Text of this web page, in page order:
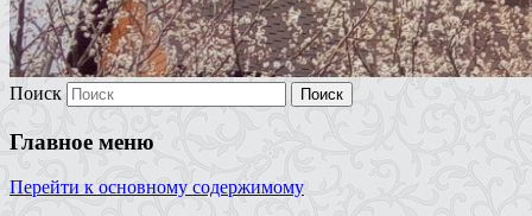
Поиск
Главное меню
Перейти к основному содержимому